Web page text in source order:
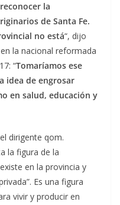
la
de Santa Fe.
no está“, dijo
la nacional reformada
“Tomaríamos ese
idea de engrosar
en salud, educación y
dirigente qom.
la figura de la
en la provincia y
Es una figura
vivir y producir en